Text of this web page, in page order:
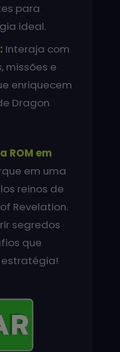
para
ideal.
Interaja com
missões e
enriquecem
Dragon
ROM em
em uma
reinos de
Revelation.
segredos
que